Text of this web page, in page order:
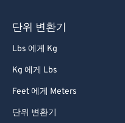
단위 변환기
Lbs 에게 Kg
Kg 에게 Lbs
Feet 에게 Meters
단위 변환기